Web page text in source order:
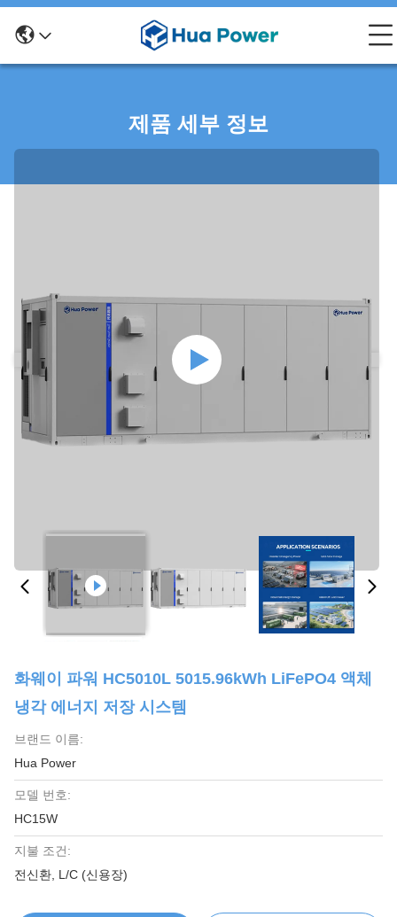
제품 세부 정보
화웨이 파워 HC5010L 5015.96kWh LiFePO4 액체
냉각 에너지 저장 시스템
브랜드 이름:
Hua Power
모델 번호:
HC15W
지불 조건:
전신환, L/C (신용장)